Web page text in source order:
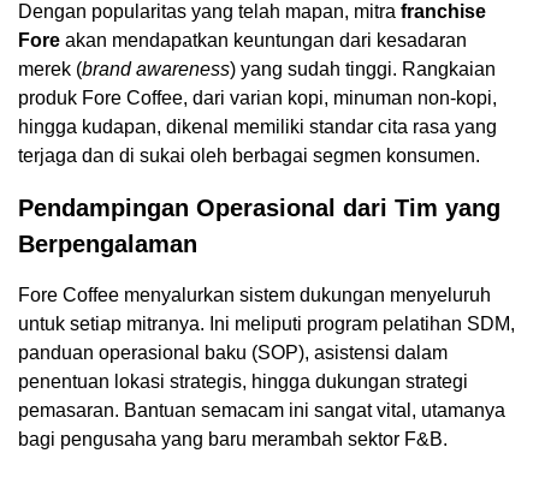
Dengan popularitas yang telah mapan, mitra franchise
Fore akan mendapatkan keuntungan dari kesadaran
merek (brand awareness) yang sudah tinggi. Rangkaian
produk Fore Coffee, dari varian kopi, minuman non-kopi,
hingga kudapan, dikenal memiliki standar cita rasa yang
terjaga dan di sukai oleh berbagai segmen konsumen.
Pendampingan Operasional dari Tim yang
Berpengalaman
Fore Coffee menyalurkan sistem dukungan menyeluruh
untuk setiap mitranya. Ini meliputi program pelatihan SDM,
panduan operasional baku (SOP), asistensi dalam
penentuan lokasi strategis, hingga dukungan strategi
pemasaran. Bantuan semacam ini sangat vital, utamanya
bagi pengusaha yang baru merambah sektor F&B.